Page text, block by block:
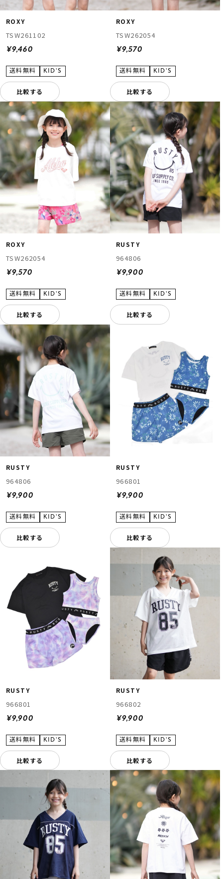
ROXY
TSW261102
¥9,460
比較する
ROXY
TSW262054
¥9,570
比較する
ROXY
TSW262054
¥9,570
比較する
RUSTY
964806
¥9,900
比較する
RUSTY
964806
¥9,900
比較する
RUSTY
966801
¥9,900
比較する
RUSTY
966801
¥9,900
比較する
RUSTY
966802
¥9,900
比較する